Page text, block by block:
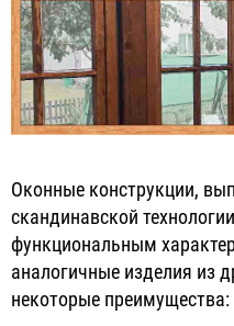
Оконные конструкции,
скандинавской
функциональным
аналогичные изделия из
некоторые преимущества: